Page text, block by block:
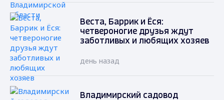
Веста, Баррик и Ёся:
четвероногие друзья ждут
заботливых и любящих хозяев
день назад
Владимирский садовод